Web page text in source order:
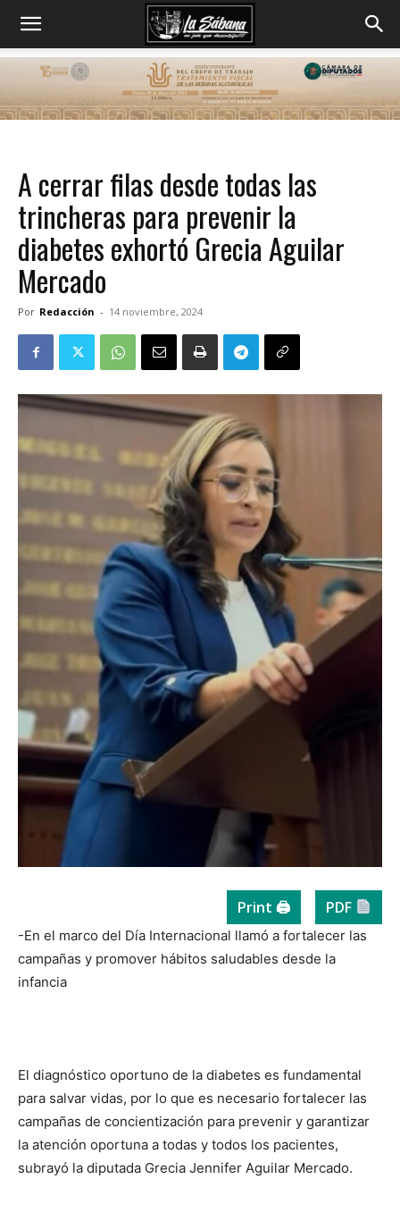
A cerrar filas desde todas las
trincheras para prevenir la
diabetes exhortó Grecia Aguilar
Mercado
Por Redacción - 14 noviembre, 2024
Print 🖨 PDF
-En el marco del Día Internacional llamó a fortalecer las
campañas y promover hábitos saludables desde la
infancia
El diagnóstico oportuno de la diabetes es fundamental
para salvar vidas, por lo que es necesario fortalecer las
campañas de concientización para prevenir y garantizar
la atención oportuna a todas y todos los pacientes,
subrayó la diputada Grecia Jennifer Aguilar Mercado.